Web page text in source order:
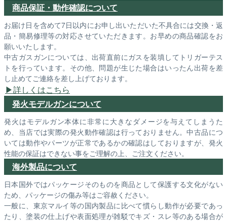
商品保証・動作確認について
お届け日を含めて7日以内にお申し出いただいた不具合には交換・返
品・簡易修理等の対応させていただきます。お早めの商品確認をお
願いいたします。
中古ガスガンについては、出荷直前にガスを装填してトリガーテス
トを行っています。その他、問題が生じた場合はいったん出荷を差
し止めてご連絡を差し上げております。
詳しくはこちら
発火モデルガンについて
発火はモデルガン本体に非常に大きなダメージを与えてしまうた
め、当店では実際の発火動作確認は行っておりません。中古品につ
いては動作やパーツが正常であるかの確認はしておりますが、発火
性能の保証はできない事をご理解の上、ご注文ください。
海外製品について
日本国外ではパッケージそのものを商品として保護する文化がない
ため、パッケージの傷み等はご容赦ください。
一般に、東京マルイ等の国内製品に比べて慣らし動作が必要であっ
たり、塗装の仕上げや表面処理が雑駁でキズ・スレ等のある場合が